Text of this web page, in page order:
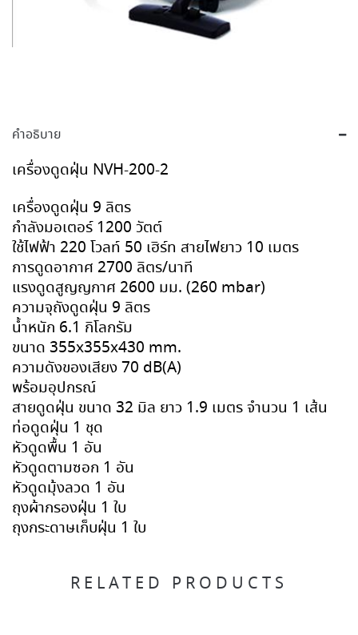
คำอธิบาย
เครื่องดูดฝุ่น NVH-200-2
เครื่องดูดฝุ่น 9 ลิตร
กำลังมอเตอร์ 1200 วัตต์
ใช้ไฟฟ้า 220 โวลท์ 50 เฮิร์ท สายไฟยาว 10 เมตร
การดูดอากาศ 2700 ลิตร/นาที
แรงดูดสูญญกาศ 2600 มม. (260 mbar)
ความจุถังดูดฝุ่น 9 ลิตร
น้ำหนัก 6.1 กิโลกรัม
ขนาด 355x355x430 mm.
ความดังของเสียง 70 dB(A)
พร้อมอุปกรณ์
สายดูดฝุ่น ขนาด 32 มิล ยาว 1.9 เมตร จำนวน 1 เส้น
ท่อดูดฝุ่น 1 ชุด
หัวดูดพื้น 1 อัน
หัวดูดตามซอก 1 อัน
หัวดูดมุ้งลวด 1 อัน
ถุงผ้ากรองฝุ่น 1 ใบ
ถุงกระดาษเก็บฝุ่น 1 ใบ
RELATED PRODUCTS